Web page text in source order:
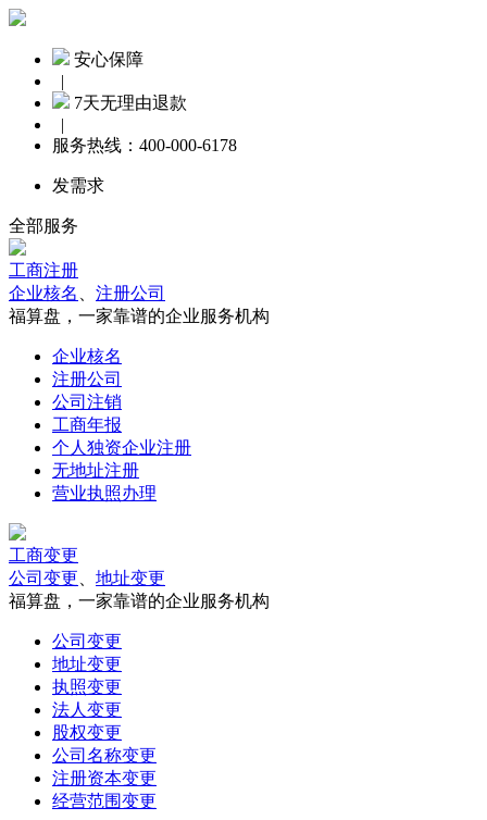
安心保障
|
7天无理由退款
|
服务热线： 400-000-6178
发需求
全部服务
工商注册
企业核名
注册公司
福算盘，一家靠谱的企业服务机构
企业核名
注册公司
公司注销
工商年报
个人独资企业注册
无地址注册
营业执照办理
工商变更
公司变更
地址变更
福算盘，一家靠谱的企业服务机构
公司变更
地址变更
执照变更
法人变更
股权变更
公司名称变更
注册资本变更
经营范围变更